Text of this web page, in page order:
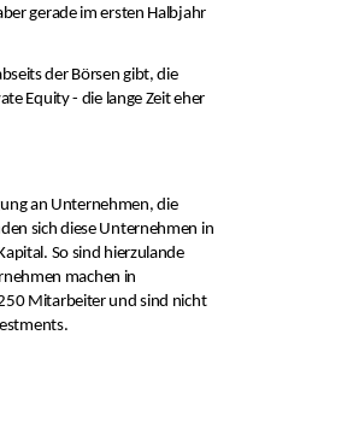
gerade im ersten Halbjahr
der Börsen gibt, die
Equity - die lange Zeit eher
an Unternehmen, die
sich diese Unternehmen in
So sind hierzulande
machen in
Mitarbeiter und sind nicht